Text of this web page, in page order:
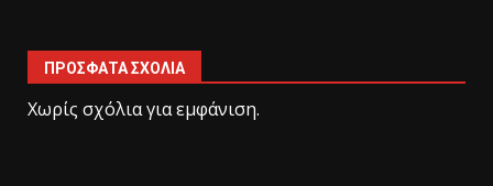
ΠΡΌΣΦΑΤΑ ΣΧΌΛΙΑ
Χωρίς σχόλια για εμφάνιση.